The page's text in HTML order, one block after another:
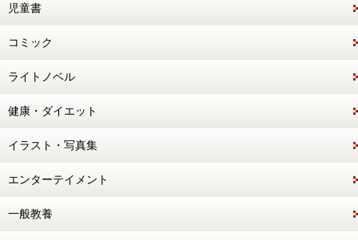
児童書
コミック
ライトノベル
健康・ダイエット
イラスト・写真集
エンターテイメント
一般教養